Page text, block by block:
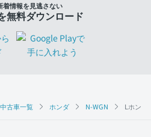
中古車一覧 ホンダ N-WGN Lホンダ
着情報を見逃さない
無料ダウンロード